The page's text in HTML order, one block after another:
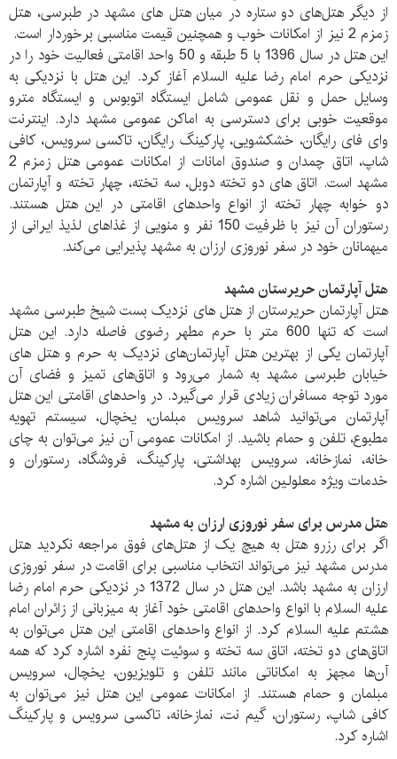
از دیگر هتل‌های دو ستاره در میان هتل های مشهد در طبرسی، هتل
زمزم 2 نیز از امکانات خوب و همچنین قیمت مناسبی برخوردار است.
این هتل در سال 1396 با 5 طبقه و 50 واحد اقامتی فعالیت خود را در
نزدیکی حرم امام رضا علیه السلام آغاز کرد. این هتل با نزدیکی به
وسایل حمل و نقل عمومی شامل ایستگاه اتوبوس و ایستگاه مترو
موقعیت خوبی برای دسترسی به اماکن عمومی مشهد دارد. اینترنت
وای فای رایگان، خشکشویی، پارکینگ رایگان، تاکسی سرویس، کافی
شاپ، اتاق چمدان و صندوق امانات از امکانات عمومی هتل زمزم 2
مشهد است. اتاق های دو تخته دوبل، سه تخته، چهار تخته و آپارتمان
دو خوابه چهار تخته از انواع واحدهای اقامتی در این هتل هستند.
رستوران آن نیز با ظرفیت 150 نفر و منویی از غذاهای لذیذ ایرانی از
میهمانان خود در سفر نوروزی ارزان به مشهد پذیرایی می‌کند.
هتل آپارتمان حریرستان مشهد
هتل آپارتمان حریرستان از هتل های نزدیک بست شیخ طبرسی مشهد
است که تنها 600 متر با حرم مطهر رضوی فاصله دارد. این هتل
آپارتمان یکی از بهترین هتل آپارتمان‌های نزدیک به حرم و هتل های
خیابان طبرسی مشهد به شمار می‌رود و اتاق‌های تمیز و فضای آن
مورد توجه مسافران زیادی قرار می‌گیرد. در واحدهای اقامتی این هتل
آپارتمان می‌توانید شاهد سرویس مبلمان، یخچال، سیستم تهویه
مطبوع، تلفن و حمام باشید. از امکانات عمومی آن نیز می‌توان به چای
خانه، نمازخانه، سرویس بهداشتی، پارکینگ، فروشگاه، رستوران و
خدمات ویژه معلولین اشاره کرد.
هتل مدرس برای سفر نوروزی ارزان به مشهد
اگر برای رزرو هتل به هیچ یک از هتل‌های فوق مراجعه نکردید هتل
مدرس مشهد نیز می‌تواند انتخاب مناسبی برای اقامت در سفر نوروزی
ارزان به مشهد باشد. این هتل در سال 1372 در نزدیکی حرم امام رضا
علیه السلام با انواع واحدهای اقامتی خود آغاز به میزبانی از زائران امام
هشتم علیه السلام کرد. از انواع واحدهای اقامتی این هتل می‌توان به
اتاق‌های دو تخته، اتاق سه تخته و سوئیت پنج نفره اشاره کرد که همه
آن‌ها مجهز به امکاناتی مانند تلفن و تلویزیون، یخچال، سرویس
مبلمان و حمام هستند. از امکانات عمومی این هتل نیز می‌توان به
کافی شاپ، رستوران، گیم نت، نمازخانه، تاکسی سرویس و پارکینگ
اشاره کرد.